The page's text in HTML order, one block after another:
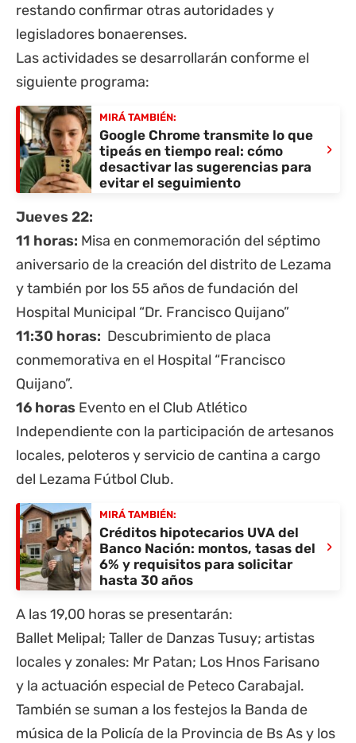
restando confirmar otras autoridades y
legisladores bonaerenses.
Las actividades se desarrollarán conforme el
siguiente programa:
MIRÁ TAMBIÉN:
Google Chrome transmite lo que
tipeás en tiempo real: cómo
desactivar las sugerencias para
evitar el seguimiento
›
Jueves 22:
11 horas: Misa en conmemoración del séptimo
aniversario de la creación del distrito de Lezama
y también por los 55 años de fundación del
Hospital Municipal “Dr. Francisco Quijano”
11:30 horas: Descubrimiento de placa
conmemorativa en el Hospital “Francisco
Quijano”.
16 horas Evento en el Club Atlético
Independiente con la participación de artesanos
locales, peloteros y servicio de cantina a cargo
del Lezama Fútbol Club.
MIRÁ TAMBIÉN:
Créditos hipotecarios UVA del
Banco Nación: montos, tasas del
6% y requisitos para solicitar
hasta 30 años
›
A las 19,00 horas se presentarán:
Ballet Melipal; Taller de Danzas Tusuy; artistas
locales y zonales: Mr Patan; Los Hnos Farisano
y la actuación especial de Peteco Carabajal.
También se suman a los festejos la Banda de
música de la Policía de la Provincia de Bs As y los